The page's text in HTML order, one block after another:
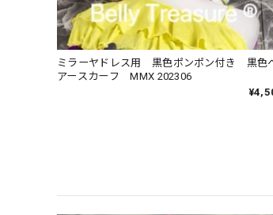
ミラーヤドレス用 黒色ポンポン付き 黒色
アースカーフ MMX 202306